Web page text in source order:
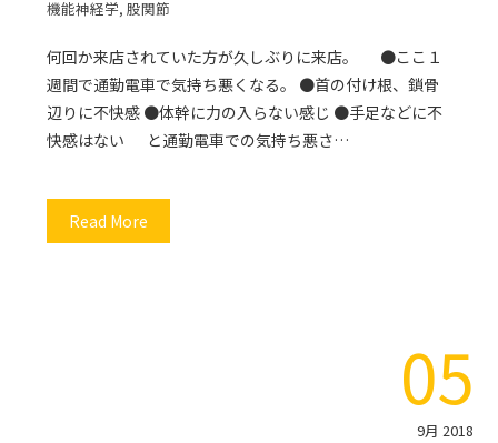
機能神経学,股関節
何回か来店されていた方が久しぶりに来店。 ●ここ１
週間で通勤電車で気持ち悪くなる。 ●首の付け根、鎖骨
辺りに不快感 ●体幹に力の入らない感じ ●手足などに不
快感はない と通勤電車での気持ち悪さ…
Read More
05
9月 2018